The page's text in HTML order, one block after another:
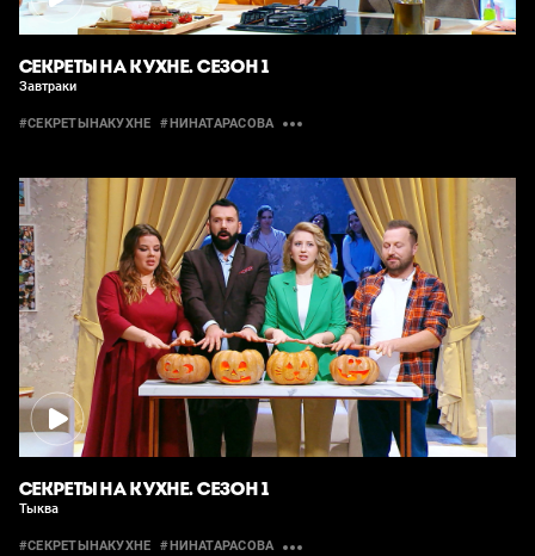
СЕКРЕТЫ НА КУХНЕ. СЕЗОН 1
Завтраки
#СЕКРЕТЫНАКУХНЕ #НИНАТАРАСОВА
СЕКРЕТЫ НА КУХНЕ. СЕЗОН 1
Тыква
#СЕКРЕТЫНАКУХНЕ #НИНАТАРАСОВА